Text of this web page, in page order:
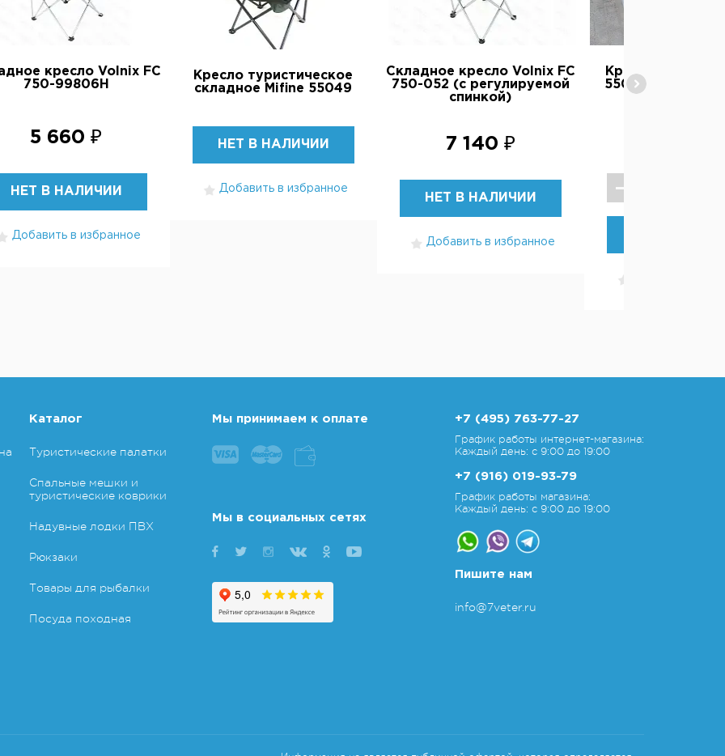
кресло Volnix FC
750-99806H
5 660 ₽
НЕТ В НАЛИЧИИ
Добавить в избранное
Кресло туристическое
складное Mifine 55049
НЕТ В НАЛИЧИИ
Добавить в избранное
Складное кресло Volnix FC
750-052 (с регулируемой
спинкой)
7 140 ₽
НЕТ В НАЛИЧИИ
Добавить в избранное
Кресло
55016 со
Каталог
Туристические палатки
Спальные мешки и
туристические коврики
Надувные лодки ПВХ
Рюкзаки
Товары для рыбалки
Посуда походная
Мы принимаем к оплате
Мы в социальных сетях
+7 (495) 763-77-27
График работы интернет-магазина:
Каждый день: с 9:00 до 19:00
+7 (916) 019-93-79
График работы магазина:
Каждый день: с 9:00 до 19:00
Пишите нам
info@7veter.ru